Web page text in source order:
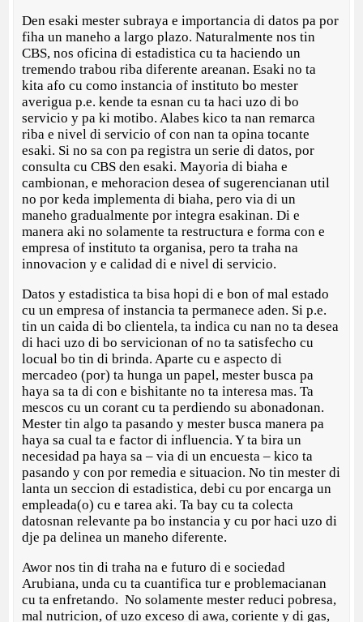
Den esaki mester subraya e importancia di datos pa por
fiha un maneho a largo plazo. Naturalmente nos tin
CBS, nos oficina di estadistica cu ta haciendo un
tremendo trabou riba diferente areanan. Esaki no ta
kita afo cu como instancia of instituto bo mester
averigua p.e. kende ta esnan cu ta haci uzo di bo
servicio y pa ki motibo. Alabes kico ta nan remarca
riba e nivel di servicio of con nan ta opina tocante
esaki. Si no sa con pa registra un serie di datos, por
consulta cu CBS den esaki. Mayoria di biaha e
cambionan, e mehoracion desea of sugerencianan util
no por keda implementa di biaha, pero via di un
maneho gradualmente por integra esakinan. Di e
manera aki no solamente ta restructura e forma con e
empresa of instituto ta organisa, pero ta traha na
innovacion y e calidad di e nivel di servicio.
Datos y estadistica ta bisa hopi di e bon of mal estado
cu un empresa of instancia ta permanece aden. Si p.e.
tin un caida di bo clientela, ta indica cu nan no ta desea
di haci uzo di bo servicionan of no ta satisfecho cu
locual bo tin di brinda. Aparte cu e aspecto di
mercadeo (por) ta hunga un papel, mester busca pa
haya sa ta di con e bishitante no ta interesa mas. Ta
mescos cu un corant cu ta perdiendo su abonadonan.
Mester tin algo ta pasando y mester busca manera pa
haya sa cual ta e factor di influencia. Y ta bira un
necesidad pa haya sa – via di un encuesta – kico ta
pasando y con por remedia e situacion. No tin mester di
lanta un seccion di estadistica, debi cu por encarga un
empleada(o) cu e tarea aki. Ta bay cu ta colecta
datosnan relevante pa bo instancia y cu por haci uzo di
dje pa delinea un maneho diferente.
Awor nos tin di traha na e futuro di e sociedad
Arubiana, unda cu ta cuantifica tur e problemacianan
cu ta enfretando. No solamente mester reduci pobresa,
mal nutricion, of uzo exceso di awa, coriente y di gas,